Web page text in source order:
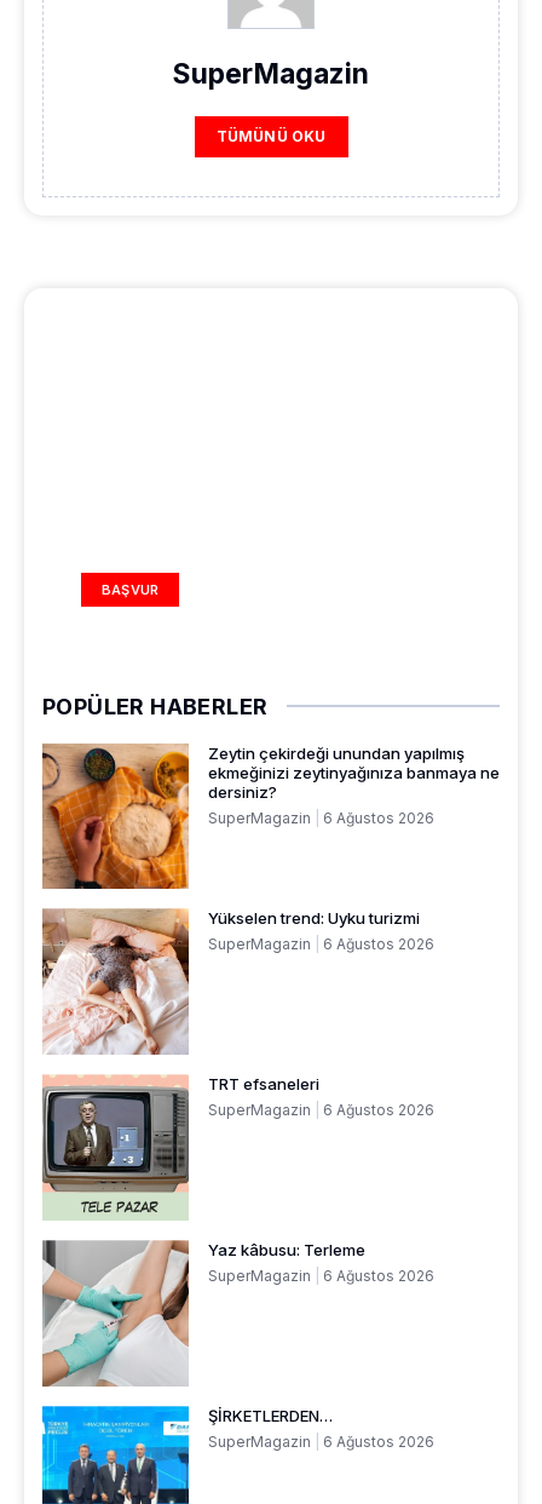
SuperMagazin
TÜMÜNÜ OKU
BAŞVUR
POPÜLER HABERLER
Zeytin çekirdeği unundan yapılmış
ekmeğinizi zeytinyağınıza banmaya ne
dersiniz?
SuperMagazin 6 Ağustos 2026
Yükselen trend: Uyku turizmi
SuperMagazin 6 Ağustos 2026
TRT efsaneleri
SuperMagazin 6 Ağustos 2026
Yaz kâbusu: Terleme
SuperMagazin 6 Ağustos 2026
ŞİRKETLERDEN…
SuperMagazin 6 Ağustos 2026